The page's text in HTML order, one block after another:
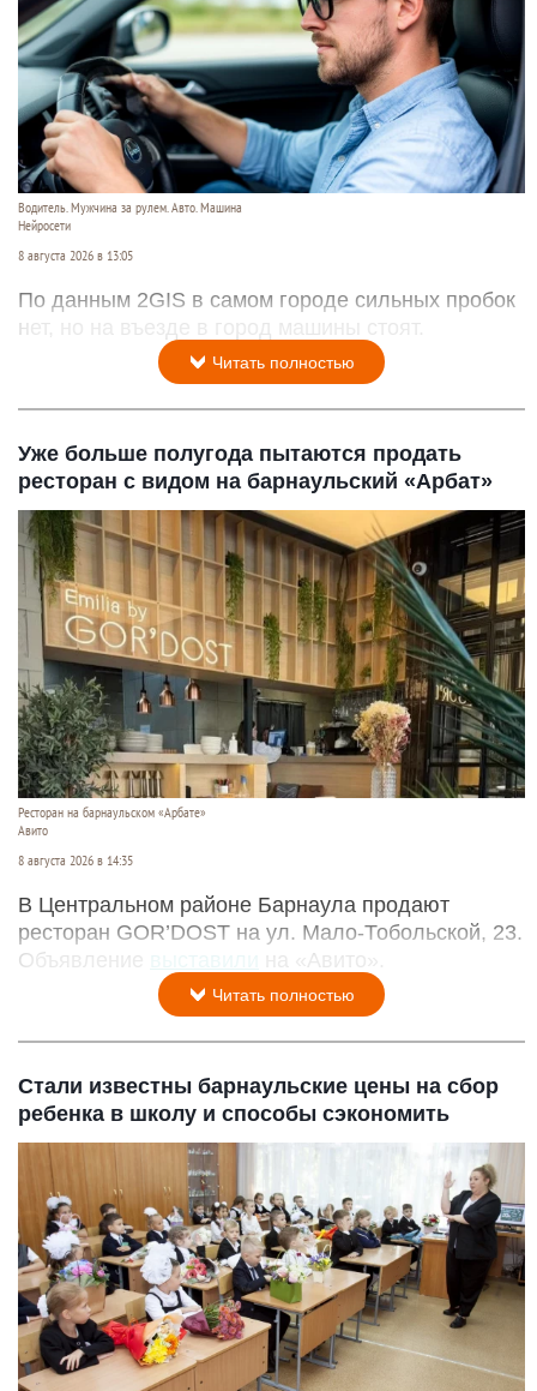
Водитель. Мужчина за рулем. Авто. Машина
Нейросети
8 августа 2026 в 13:05
По данным 2GIS в самом городе сильных пробок
нет, но на въезде в город машины стоят.
Читать полностью
Уже больше полугода пытаются продать
ресторан с видом на барнаульский «Арбат»
Ресторан на барнаульском «Арбате»
Авито
8 августа 2026 в 14:35
В Центральном районе Барнаула продают
ресторан GOR’DOST на ул. Мало-Тобольской, 23.
Объявление
на «Авито».
Читать полностью
Стали известны барнаульские цены на сбор
ребенка в школу и способы сэкономить